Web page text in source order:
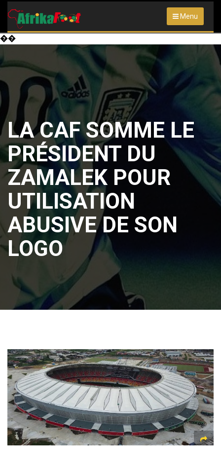
Menu
��
LA CAF SOMME LE
PRÉSIDENT DU
ZAMALEK POUR
UTILISATION
ABUSIVE DE SON
LOGO